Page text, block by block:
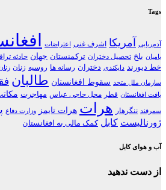
Tags
آدم‌ربایی آمریکا اشرف غنی اعتراضات
بامیان بلخ تحصیل دختران ترکمنستان جهان حادثه
خط دیورند دایکندی دختران رسانه ها روسیه زنان
سازمان ملل متحد سقوط افغانستان طالبان
بافت افغانستان قطر محل حاجی عباس مهاجرت
سمرقند ننگرهار هرات هرات تایمز وزارت دفاع
ژورنالیست کابل کمک مالی به افغانستان
آب و هوای کابل
از دست ندهید